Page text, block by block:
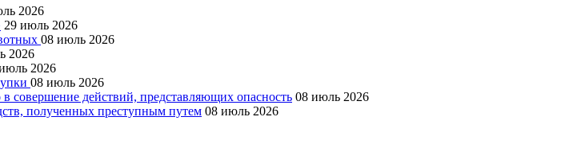
2026
29 июль 2026
08 июль 2026
2026
2026
08 июль 2026
совершение действий, представляющих опасность 08 июль 2026
полученных преступным путем 08 июль 2026